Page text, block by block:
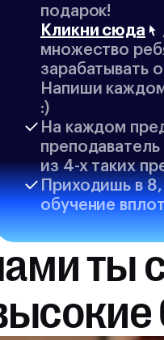
подарок!
Кликни сюда
множество
зарабатывать
Напиши
:)
На каждом
из 4-х таких
Приходишь в
обучение
ты